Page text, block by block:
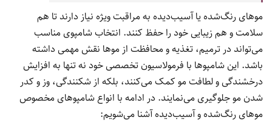
موهای رنگ‌شده یا آسیب‌دیده به مراقبت ویژه نیاز دارند تا هم
سلامت و هم زیبایی خود را حفظ کنند. انتخاب شامپوی مناسب
می‌تواند در ترمیم، تغذیه و محافظت از موها نقش مهمی داشته
باشد. این شامپوها با فرمولاسیون تخصصی خود نه تنها به افزایش
درخشندگی و لطافت مو کمک می‌کنند، بلکه از شکنندگی، وز و کدر
شدن مو جلوگیری می‌نمایند. در ادامه با انواع شامپوهای مخصوص
موهای رنگ‌شده و آسیب‌دیده آشنا می‌شویم: